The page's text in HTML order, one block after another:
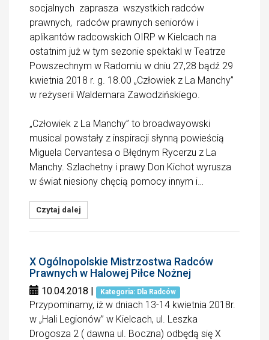
socjalnych zaprasza wszystkich radców
prawnych, radców prawnych seniorów i
aplikantów radcowskich OIRP w Kielcach na
ostatnim już w tym sezonie spektakl w Teatrze
Powszechnym w Radomiu w dniu 27,28 bądź 29
kwietnia 2018 r. g. 18.00 „Człowiek z La Manchy”
w reżyserii Waldemara Zawodzińskiego.
„Człowiek z La Manchy” to broadwayowski
musical powstały z inspiracji słynną powieścią
Miguela Cervantesa o Błędnym Rycerzu z La
Manchy. Szlachetny i prawy Don Kichot wyrusza
w świat niesiony chęcią pomocy innym i…
Czytaj dalej
X Ogólnopolskie Mistrzostwa Radców
Prawnych w Halowej Piłce Nożnej
10.04.2018 | Kategoria: Dla Radców
Przypominamy, iż w dniach 13-14 kwietnia 2018r.
w „Hali Legionów” w Kielcach, ul. Leszka
Drogosza 2 ( dawna ul. Boczna) odbędą się X